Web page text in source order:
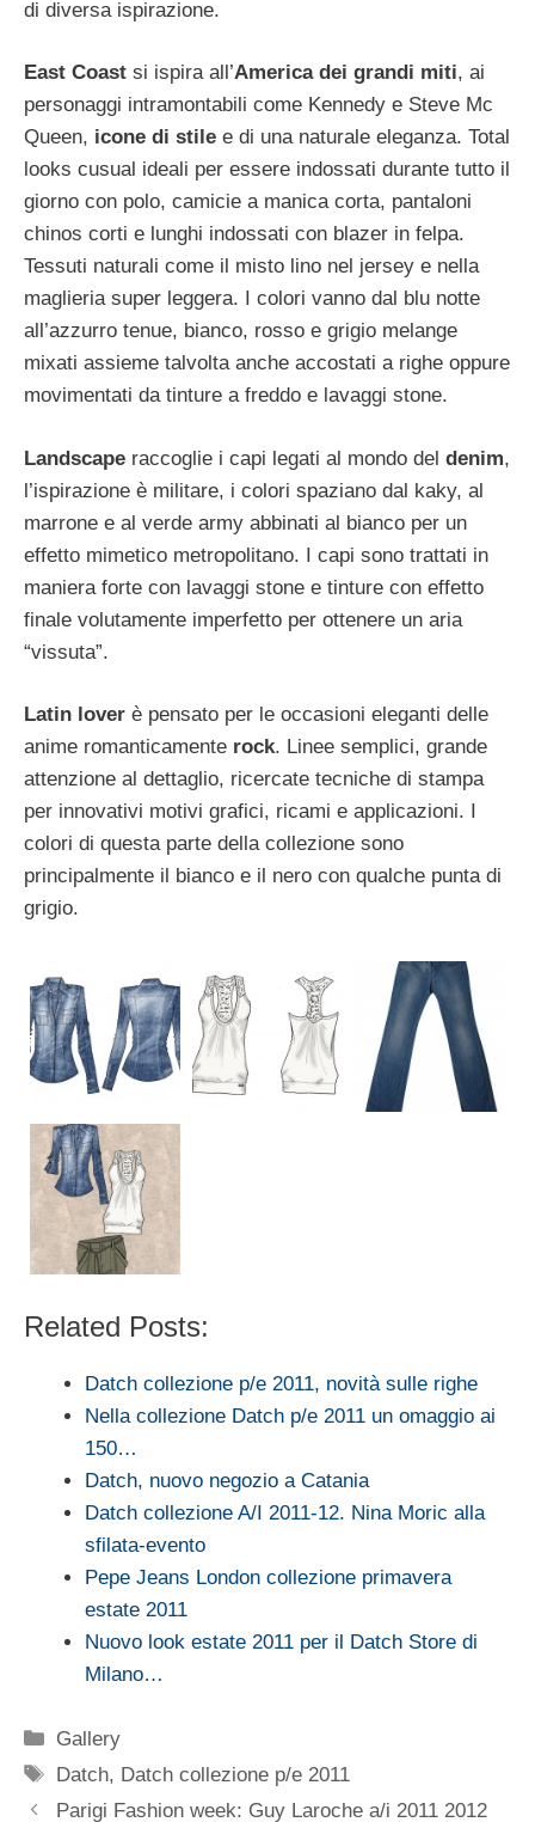
di diversa ispirazione.
East Coast si ispira all’America dei grandi miti, ai
personaggi intramontabili come Kennedy e Steve Mc
Queen, icone di stile e di una naturale eleganza. Total
looks cusual ideali per essere indossati durante tutto il
giorno con polo, camicie a manica corta, pantaloni
chinos corti e lunghi indossati con blazer in felpa.
Tessuti naturali come il misto lino nel jersey e nella
maglieria super leggera. I colori vanno dal blu notte
all’azzurro tenue, bianco, rosso e grigio melange
mixati assieme talvolta anche accostati a righe oppure
movimentati da tinture a freddo e lavaggi stone.
Landscape raccoglie i capi legati al mondo del denim,
l’ispirazione è militare, i colori spaziano dal kaky, al
marrone e al verde army abbinati al bianco per un
effetto mimetico metropolitano. I capi sono trattati in
maniera forte con lavaggi stone e tinture con effetto
finale volutamente imperfetto per ottenere un aria
“vissuta”.
Latin lover è pensato per le occasioni eleganti delle
anime romanticamente rock. Linee semplici, grande
attenzione al dettaglio, ricercate tecniche di stampa
per innovativi motivi grafici, ricami e applicazioni. I
colori di questa parte della collezione sono
principalmente il bianco e il nero con qualche punta di
grigio.
Related Posts:
Datch collezione p/e 2011, novità sulle righe
Nella collezione Datch p/e 2011 un omaggio ai
150…
Datch, nuovo negozio a Catania
Datch collezione A/I 2011-12. Nina Moric alla
sfilata-evento
Pepe Jeans London collezione primavera
estate 2011
Nuovo look estate 2011 per il Datch Store di
Milano…
Categorie
Gallery
Tag
Datch, Datch collezione p/e 2011
Parigi Fashion week: Guy Laroche a/i 2011 2012